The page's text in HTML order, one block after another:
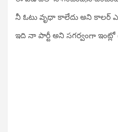
నీ ఓటు వృధా కాలేదు అని కాలర్
ఇది నా పార్టీ అని సగర్వంగా